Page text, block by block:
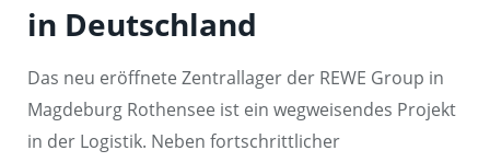
in Deutschland
Das neu eröffnete Zentrallager der REWE Group in
Magdeburg Rothensee ist ein wegweisendes Projekt
in der Logistik. Neben fortschrittlicher